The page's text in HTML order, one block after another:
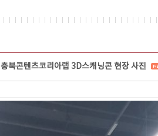
충북콘텐츠코리아랩 3D스캐닝콘 현장 사진